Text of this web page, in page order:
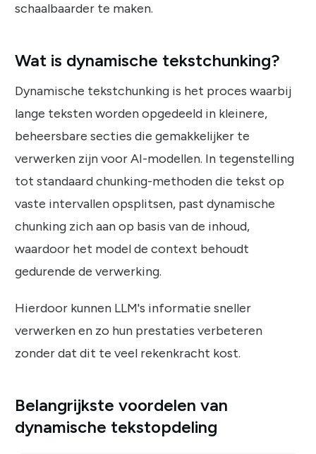
schaalbaarder te maken.
Wat is dynamische tekstchunking?
Dynamische tekstchunking is het proces waarbij
lange teksten worden opgedeeld in kleinere,
beheersbare secties die gemakkelijker te
verwerken zijn voor AI-modellen. In tegenstelling
tot standaard chunking-methoden die tekst op
vaste intervallen opsplitsen, past dynamische
chunking zich aan op basis van de inhoud,
waardoor het model de context behoudt
gedurende de verwerking.
Hierdoor kunnen LLM's informatie sneller
verwerken en zo hun prestaties verbeteren
zonder dat dit te veel rekenkracht kost.
Belangrijkste voordelen van
dynamische tekstopdeling